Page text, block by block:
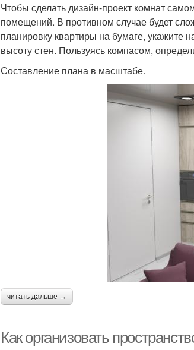
Чтобы сделать дизайн-проект комнат
помещений. В противном случае будет
планировку квартиры на бумаге, укажите
высоту стен. Пользуясь компасом,
Составление плана в масштабе.
читать дальше →
Как организовать